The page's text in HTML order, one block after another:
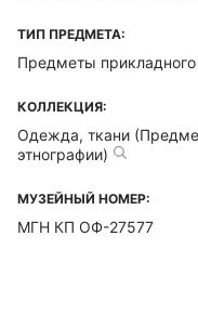
ТИП ПРЕДМЕТА:
Предметы прикладного
КОЛЛЕКЦИЯ:
Одежда, ткани
этнографии)
МУЗЕЙНЫЙ НОМЕР:
МГН КП ОФ-27577